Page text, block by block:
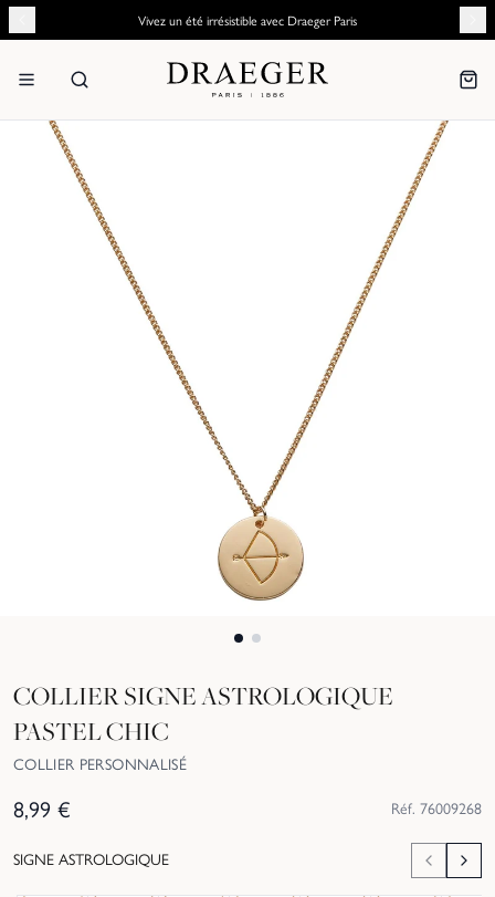
Vivez un été irrésistible avec Draeger Paris
COLLIER SIGNE ASTROLOGIQUE
PASTEL CHIC
COLLIER PERSONNALISÉ
8,99 € Réf. 76009268
SIGNE ASTROLOGIQUE